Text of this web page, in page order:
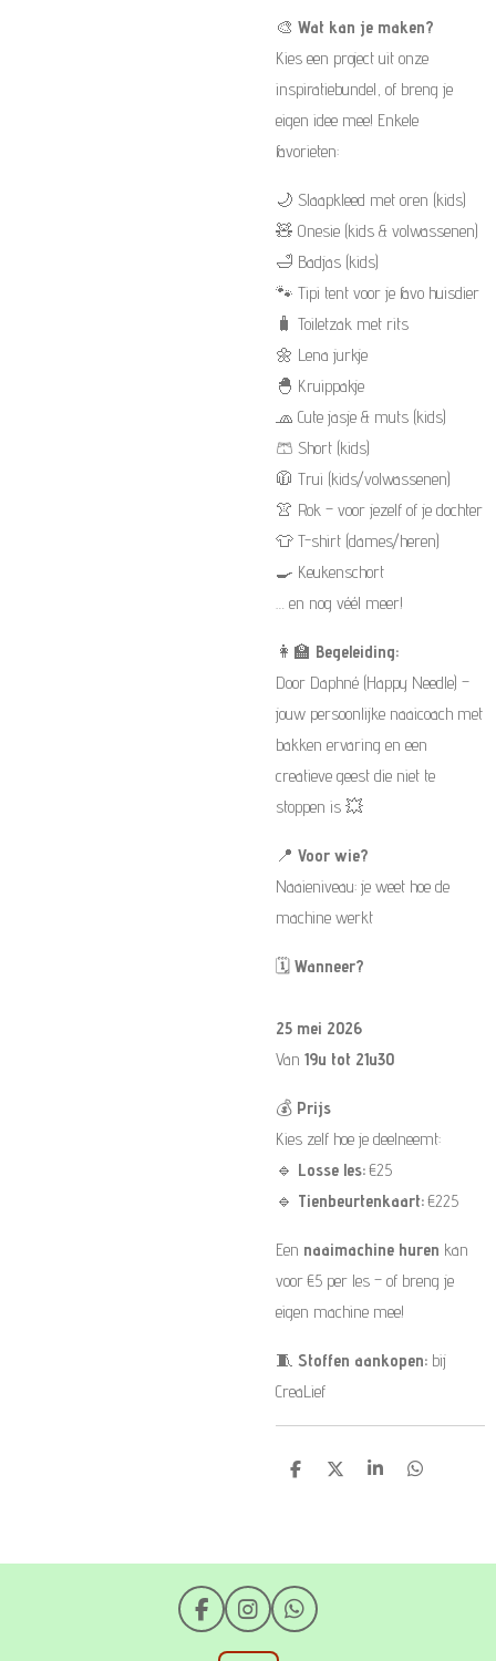
🎨 Wat kan je maken?
Kies een project uit onze
inspiratiebundel, of breng je
eigen idee mee! Enkele
favorieten:
🌙 Slaapkleed met oren (kids)
🧸 Onesie (kids & volwassenen)
🛁 Badjas (kids)
🐾 Tipi tent voor je favo huisdier
🧳 Toiletzak met rits
🌼 Lena jurkje
🐣 Kruippakje
🧢 Cute jasje & muts (kids)
🩳 Short (kids)
🧥 Trui (kids/volwassenen)
👚 Rok – voor jezelf of je dochter
👕 T-shirt (dames/heren)
🍳 Keukenschort
… en nog véél meer!
👩‍🏫 Begeleiding:
Door Daphné (Happy Needle) –
jouw persoonlijke naaicoach met
bakken ervaring en een
creatieve geest die niet te
stoppen is 💥
📍 Voor wie?
Naaieniveau: je weet hoe de
machine werkt
🗓️ Wanneer?
25 mei 2026
Van 19u tot 21u30
💰 Prijs
Kies zelf hoe je deelneemt:
🔹 Losse les:€25
🔹 Tienbeurtenkaart:€225
Een naaimachine huren kan
voor €5 per les – of breng je
eigen machine mee!
🧵 Stoffen aankopen: bij
CreaLief
D
D
S
D
F
a
I
n
W
h